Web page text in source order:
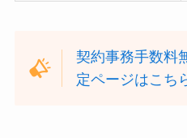
契約事務手数料
定ページはこち